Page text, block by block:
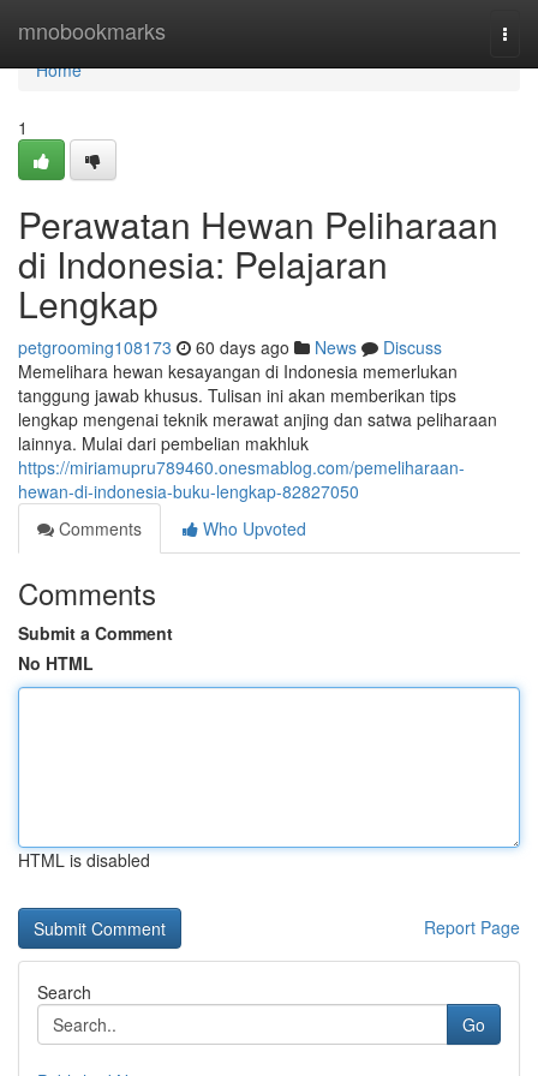
mnobookmarks
Home
Home
1
Perawatan Hewan Peliharaan
di Indonesia: Pelajaran
Lengkap
petgrooming108173 60 days ago News
Discuss
Memelihara hewan kesayangan di Indonesia memerlukan
tanggung jawab khusus. Tulisan ini akan memberikan tips
lengkap mengenai teknik merawat anjing dan satwa peliharaan
lainnya. Mulai dari pembelian makhluk
https://miriamupru789460.onesmablog.com/pemeliharaan-
hewan-di-indonesia-buku-lengkap-82827050
Comments
Who Upvoted
Comments
Submit a Comment
No HTML
HTML is disabled
Report Page
Search
Go